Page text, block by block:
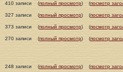
410 записи (полный просмотр) (посмотр
327 записи (полный просмотр) (посмотр
373 записи (полный просмотр) (посмотр
270 записи (полный просмотр) (посмотр
248 записи (полный просмотр) (посмотр